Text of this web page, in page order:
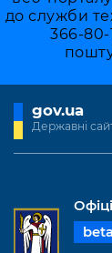
до служби
366-80-
gov.ua
Державні
beta